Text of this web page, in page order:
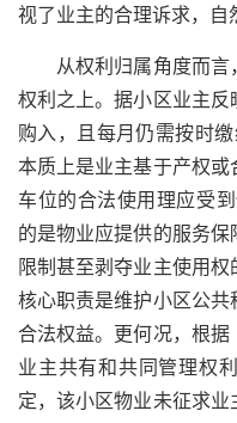
视了业主的合理诉求，自
从权利归属角度而言
权利之上。据小区业主
购入，且每月仍需按时
本质上是业主基于产权
车位的合法使用理应受
的是物业应提供的服务
限制甚至剥夺业主使用
核心职责是维护小区公
合法权益。更何况，根
业主共有和共同管理权
定，该小区物业未征求